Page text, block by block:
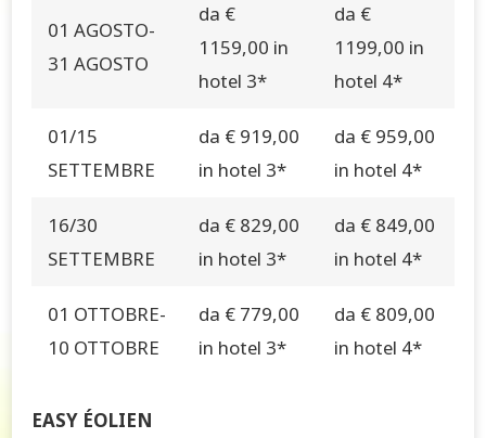
01 AGOSTO-
31 AGOSTO
da €
1159,00 in
hotel 3*
da €
1199,00 in
hotel 4*
01/15
SETTEMBRE
da € 919,00
in hotel 3*
da € 959,00
in hotel 4*
16/30
SETTEMBRE
da € 829,00
in hotel 3*
da € 849,00
in hotel 4*
01 OTTOBRE-
10 OTTOBRE
da € 779,00
in hotel 3*
da € 809,00
in hotel 4*
EASY ÉOLIEN